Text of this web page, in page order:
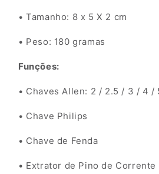
• Tamanho: 8 x 5 X 2 cm
• Peso: 180 gramas
Funções:
• Chaves Allen: 2 / 2.5 / 3 / 4 /
• Chave Philips
• Chave de Fenda
• Extrator de Pino de Corrente